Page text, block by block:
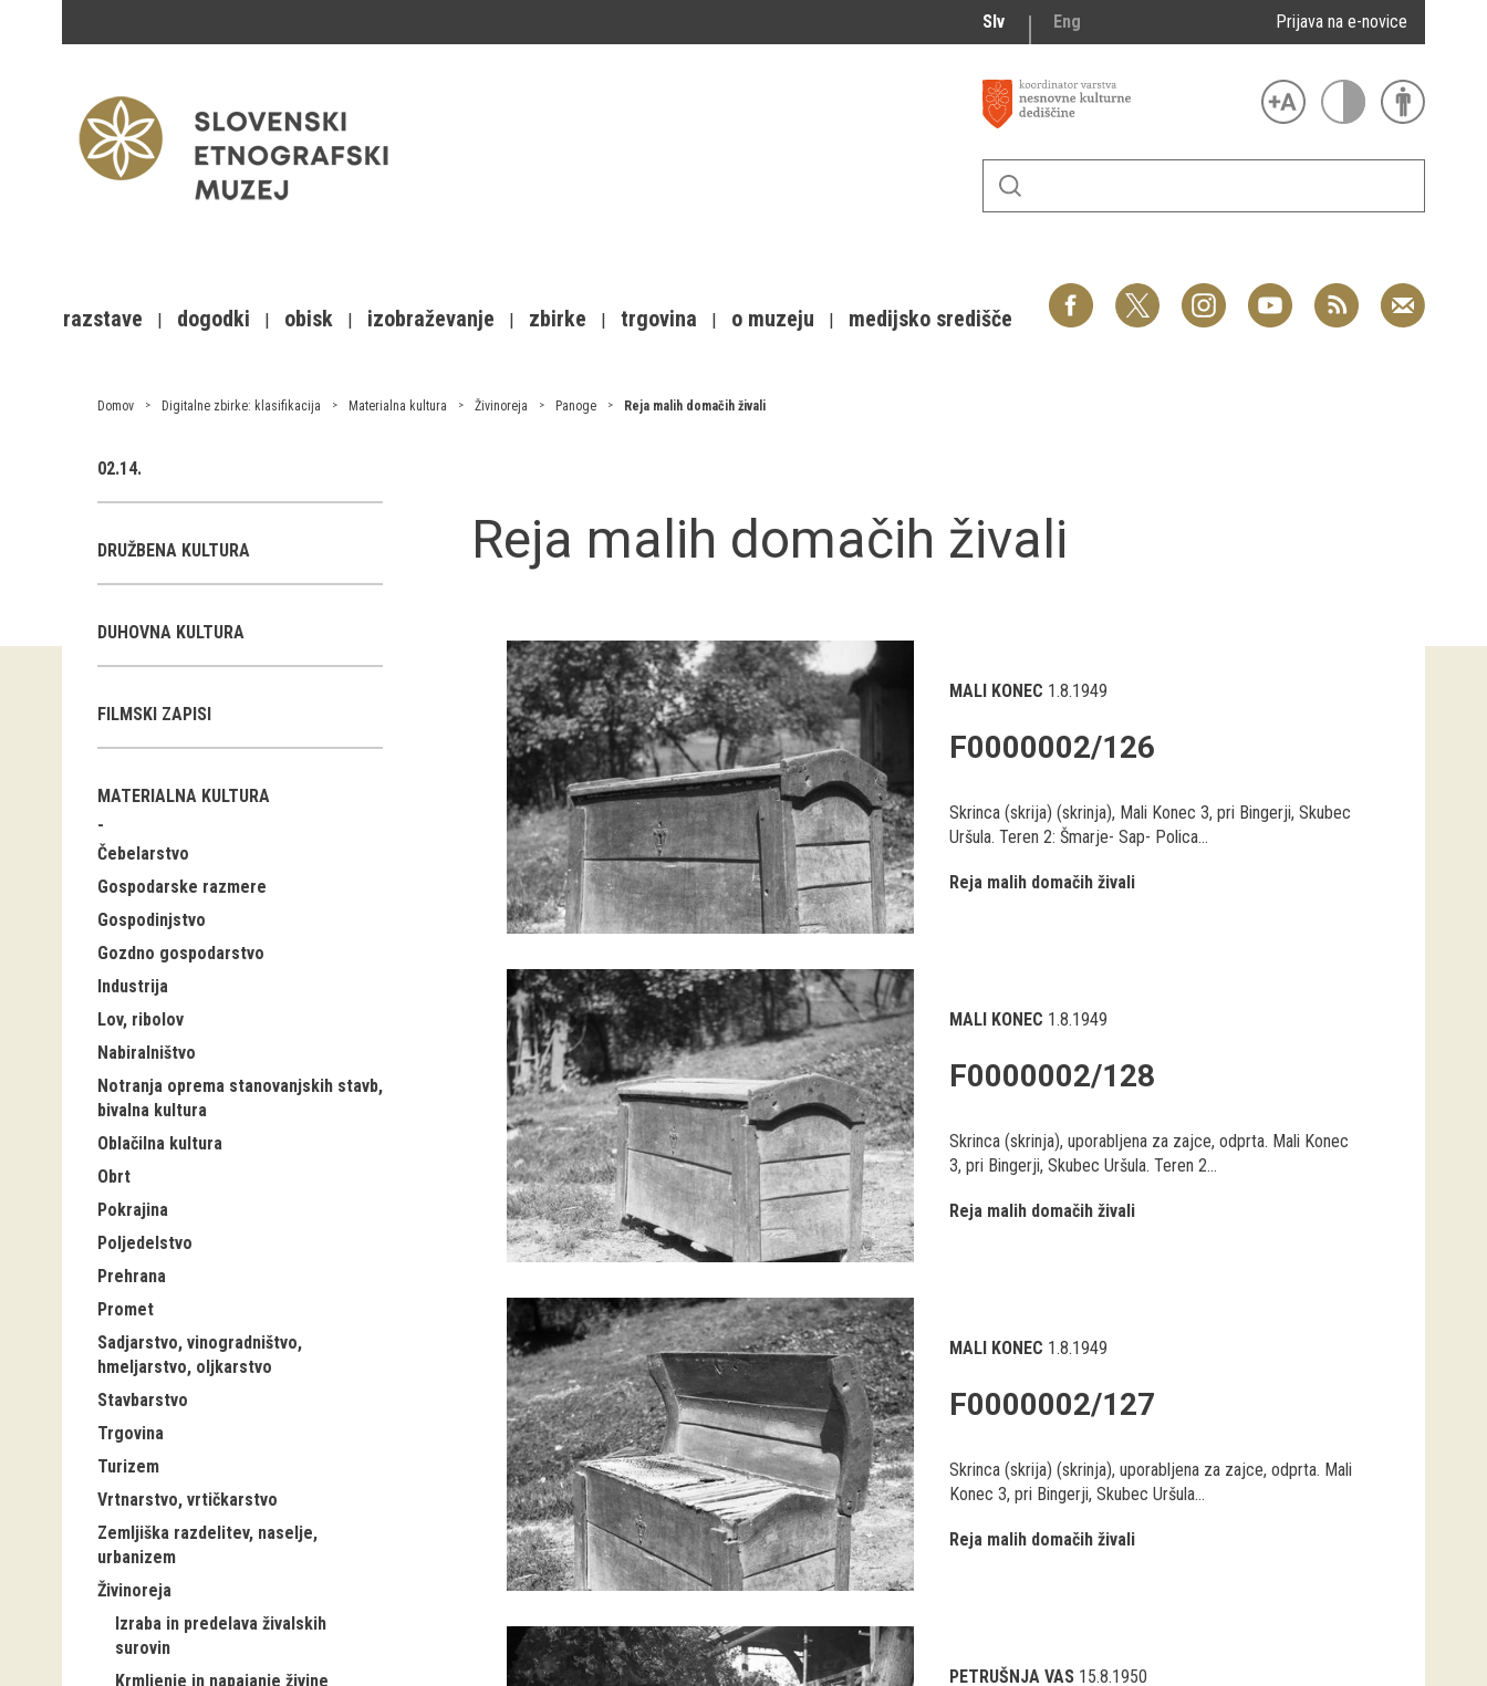
Slv Eng Prijava na e-novice
razstave dogodki obisk izobraževanje zbirke trgovina o muzeju medijsko središče
Domov Digitalne zbirke: klasifikacija Materialna kultura Živinoreja Panoge Reja malih domačih živali
02.14.
DRUŽBENA KULTURA
DUHOVNA KULTURA
FILMSKI ZAPISI
MATERIALNA KULTURA
Čebelarstvo
Gospodarske razmere
Gospodinjstvo
Gozdno gospodarstvo
Industrija
Lov, ribolov
Nabiralništvo
Notranja oprema stanovanjskih stavb,
bivalna kultura
Oblačilna kultura
Obrt
Pokrajina
Poljedelstvo
Prehrana
Promet
Sadjarstvo, vinogradništvo,
hmeljarstvo, oljkarstvo
Stavbarstvo
Trgovina
Turizem
Vrtnarstvo, vrtičkarstvo
Zemljiška razdelitev, naselje,
urbanizem
Živinoreja
Izraba in predelava živalskih
surovin
Krmljenje in napajanje živine
Reja malih domačih živali
MALI KONEC 1.8.1949
F0000002/126
Skrinca (skrija) (skrinja), Mali Konec 3, pri Bingerji, Skubec
Uršula. Teren 2: Šmarje- Sap- Polica...
Reja malih domačih živali
MALI KONEC 1.8.1949
F0000002/128
Skrinca (skrinja), uporabljena za zajce, odprta. Mali Konec
3, pri Bingerji, Skubec Uršula. Teren 2...
Reja malih domačih živali
MALI KONEC 1.8.1949
F0000002/127
Skrinca (skrija) (skrinja), uporabljena za zajce, odprta. Mali
Konec 3, pri Bingerji, Skubec Uršula...
Reja malih domačih živali
PETRUŠNJA VAS 15.8.1950